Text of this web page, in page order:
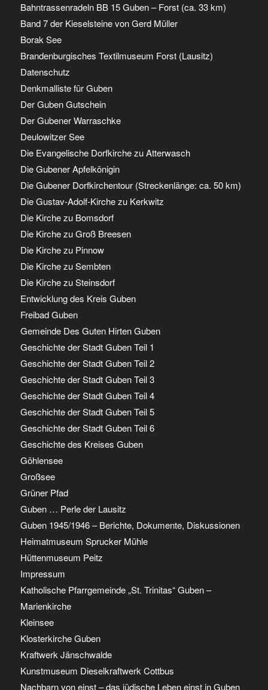
Bahntrassenradeln BB 15 Guben – Forst (ca. 33 km)
Band 7 der Kieselsteine von Gerd Müller
Borak See
Brandenburgisches Textilmuseum Forst (Lausitz)
Datenschutz
Denkmalliste für Guben
Der Guben Gutschein
Der Gubener Warraschke
Deulowitzer See
Die Evangelische Dorfkirche zu Atterwasch
Die Gubener Apfelkönigin
Die Gubener Dorfkirchentour (Streckenlänge: ca. 50 km)
Die Gustav-Adolf-Kirche zu Kerkwitz
Die Kirche zu Bomsdorf
Die Kirche zu Groß Breesen
Die Kirche zu Pinnow
Die Kirche zu Sembten
Die Kirche zu Steinsdorf
Entwicklung des Kreis Guben
Freibad Guben
Gemeinde Des Guten Hirten Guben
Geschichte der Stadt Guben Teil 1
Geschichte der Stadt Guben Teil 2
Geschichte der Stadt Guben Teil 3
Geschichte der Stadt Guben Teil 4
Geschichte der Stadt Guben Teil 5
Geschichte der Stadt Guben Teil 6
Geschichte des Kreises Guben
Göhlensee
Großsee
Grüner Pfad
Guben … Perle der Lausitz
Guben 1945/1946 – Berichte, Dokumente, Diskussionen
Heimatmuseum Sprucker Mühle
Hüttenmuseum Peitz
Impressum
Katholische Pfarrgemeinde „St. Trinitas“ Guben –
Marienkirche
Kleinsee
Klosterkirche Guben
Kraftwerk Jänschwalde
Kunstmuseum Dieselkraftwerk Cottbus
Nachbarn von einst – das jüdische Leben einst in Guben